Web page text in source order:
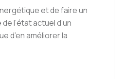
et de faire un
l’état actuel d’un
d’en améliorer la